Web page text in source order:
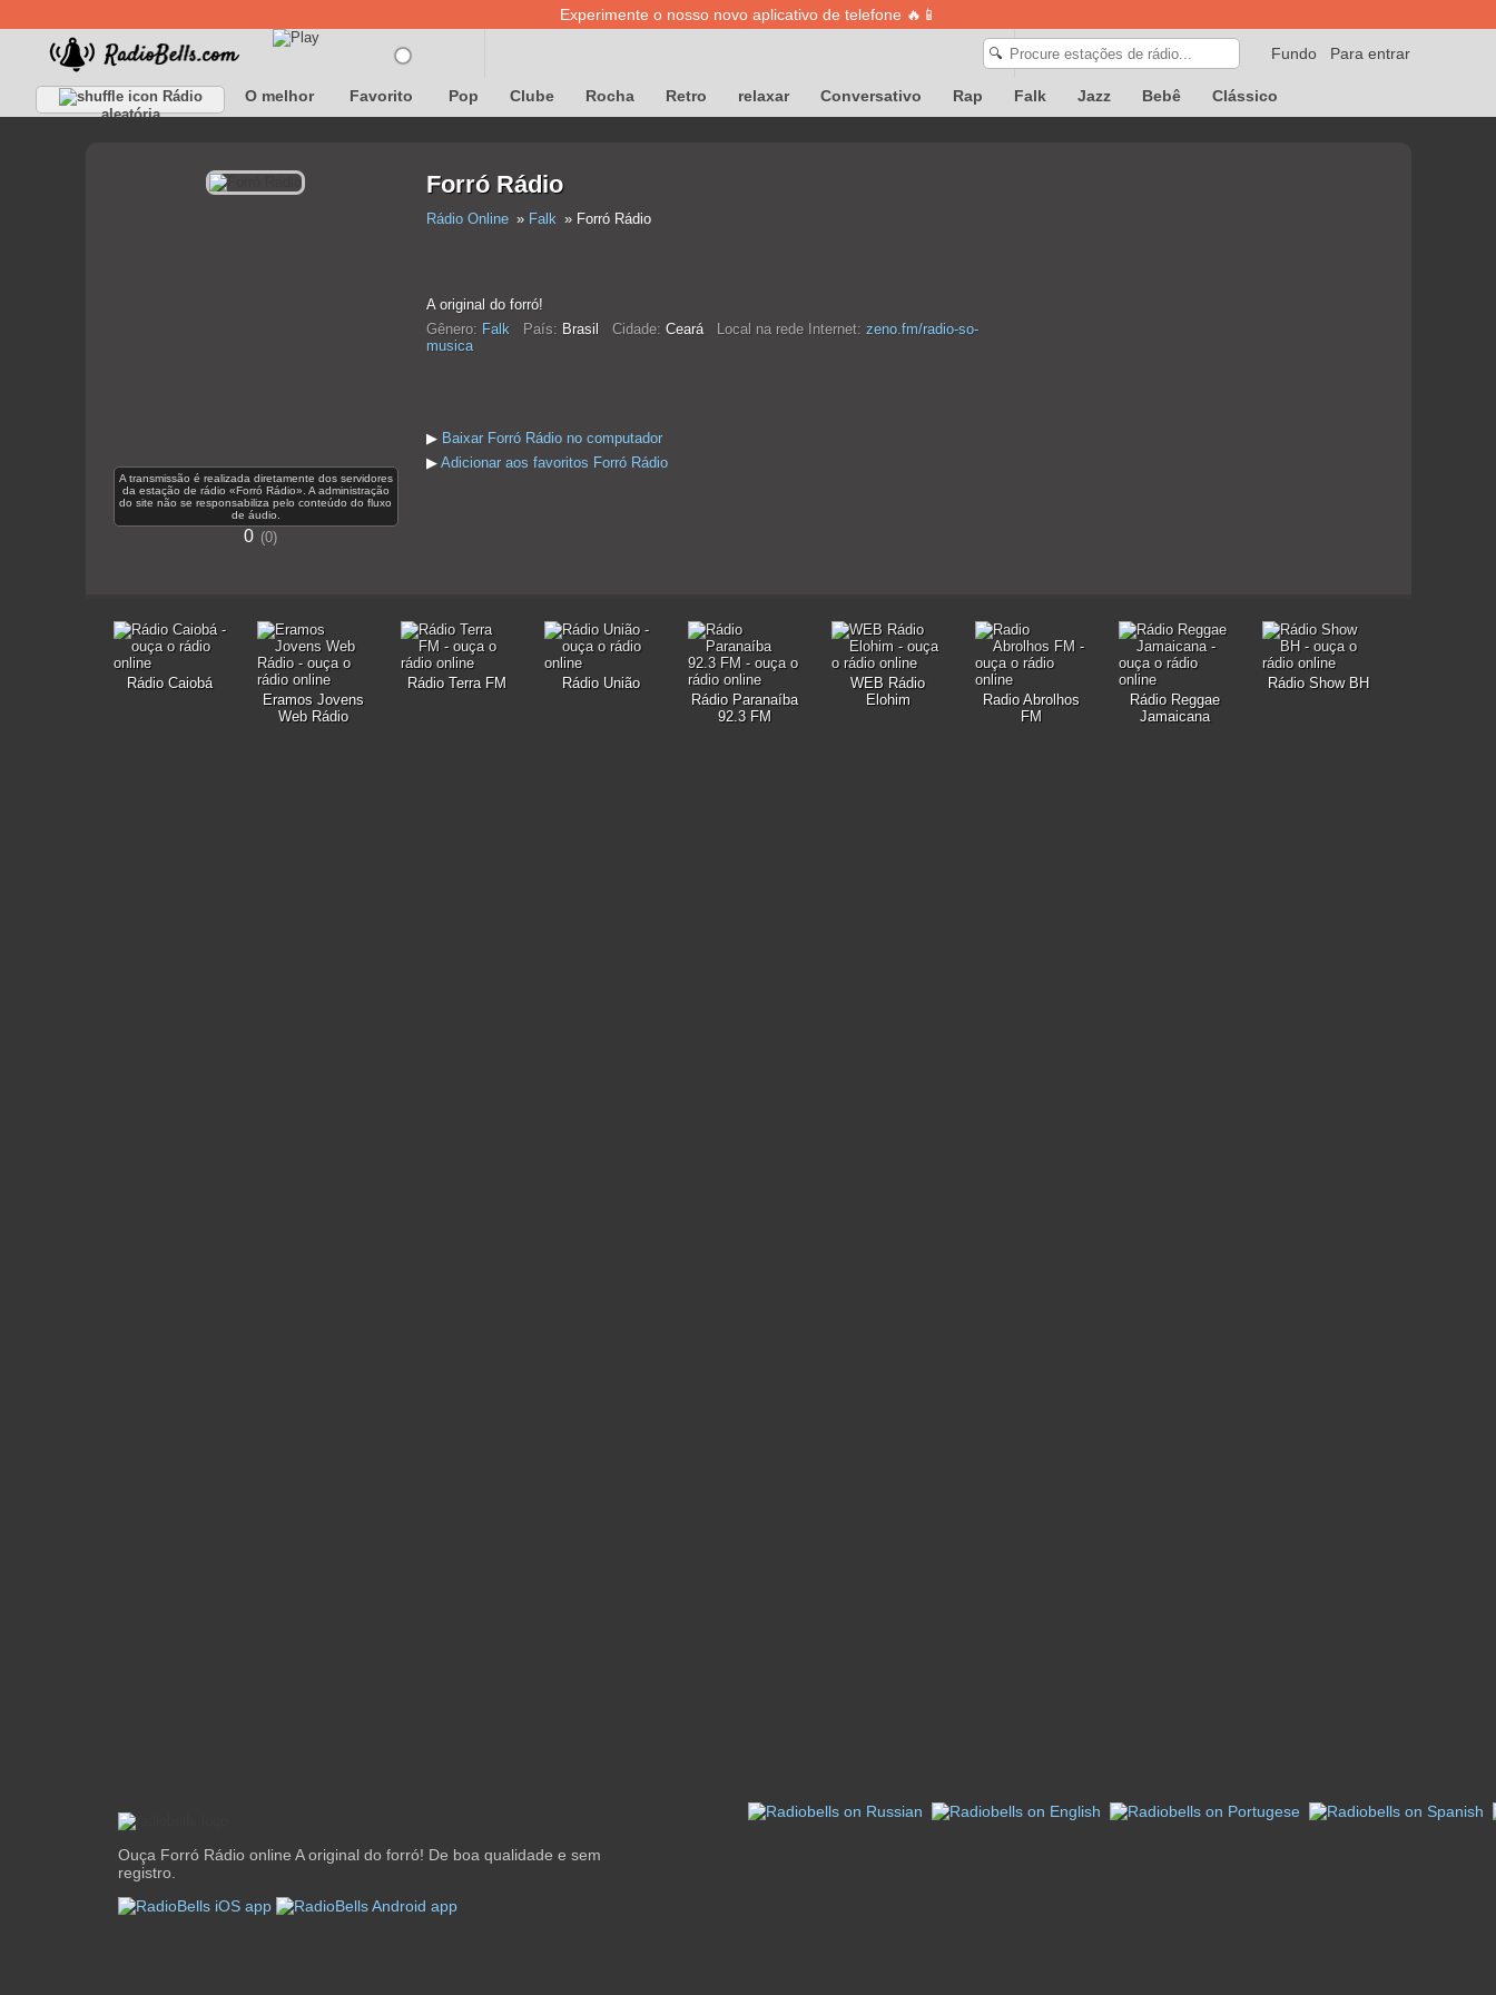
Experimente o nosso novo aplicativo de telefone 🔥📱
Para entrar
Fundo
🔍
Rádio
aleatória
O melhor Favorito Pop Clube Rocha Retro relaxar Conversativo Rap Falk Jazz Bebê Clássico
A transmissão é realizada diretamente dos servidores
da estação de rádio «Forró Rádio». A administração
do site não se responsabiliza pelo conteúdo do fluxo
de áudio.
0 0
Forró Rádio
Rádio Online Falk Forró Rádio
A original do forró!
Gênero: Falk País: Brasil Cidade: Ceará Local na rede Internet: zeno.fm/radio-so-
musica
▶ Baixar Forró Rádio no computador
▶ Adicionar aos favoritos Forró Rádio
Rádio Caiobá
Eramos Jovens
Web Rádio
Rádio Terra FM
Rádio União
Rádio Paranaíba
92.3 FM
WEB Rádio
Elohim
Radio Abrolhos
FM
Rádio Reggae
Jamaicana
Rádio Show BH
Ouça Forró Rádio online A original do forró! De boa qualidade e sem
registro.